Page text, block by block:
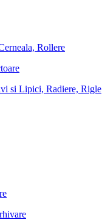
Rollere
si Lipici, Radiere, Rigle